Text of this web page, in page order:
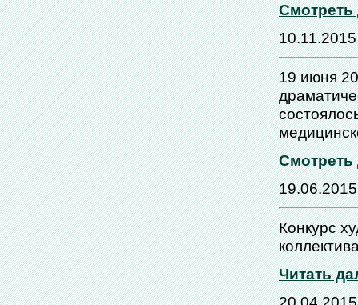
Смотреть
10.11.2015
19 июня
Смотреть
19.06.2015
Конкурс
Читать